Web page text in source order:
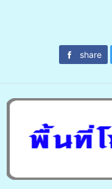
share